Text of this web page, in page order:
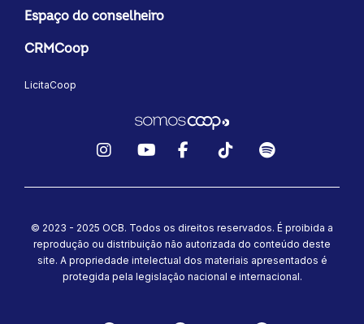
Espaço do conselheiro
CRMCoop
LicitaCoop
© 2023 - 2025 OCB. Todos os direitos reservados. É proibida a
reprodução ou distribuição não autorizada do conteúdo deste
site. A propriedade intelectual dos materiais apresentados é
protegida pela legislação nacional e internacional.